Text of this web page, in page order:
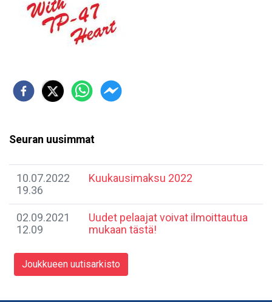
Seuran uusimmat
10.07.2022
19.36
Kuukausimaksu 2022
02.09.2021
12.09
Uudet pelaajat voivat ilmoittautua
mukaan tästä!
Joukkueen uutisarkisto